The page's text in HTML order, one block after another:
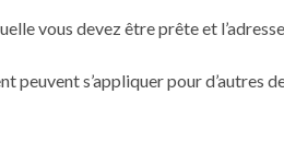
vous devez être prête et
peuvent s’appliquer pour d’autres